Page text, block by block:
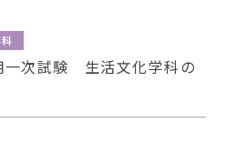
一次試験 生活文化学科の